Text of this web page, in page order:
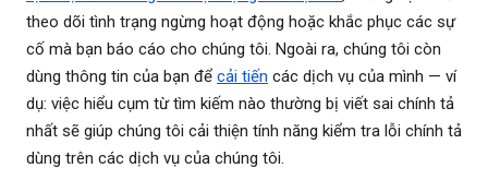
theo dõi tình trạng ngừng hoạt động hoặc khắc phục các sự
cố mà bạn báo cáo cho chúng tôi. Ngoài ra, chúng tôi còn
dùng thông tin của bạn để cải tiến các dịch vụ của mình — ví
dụ: việc hiểu cụm từ tìm kiếm nào thường bị viết sai chính tả
nhất sẽ giúp chúng tôi cải thiện tính năng kiểm tra lỗi chính tả
dùng trên các dịch vụ của chúng tôi.